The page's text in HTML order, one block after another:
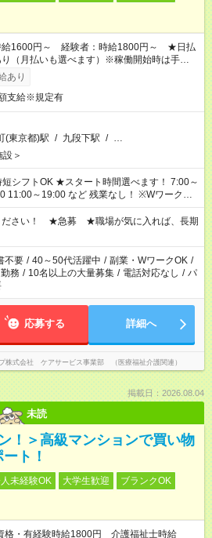
給1600円～ 経験者：時給1800円～ ★日払
（月払いも選べます）※稼働開始時は手続き
となります。
あり
支給※規定有
(東京都)駅 / 九段下駅 / …
＞
ト時間選べます！ 7:00～
～19:00 など 残業なし！ ※Wワークの
合わせ週40時間超の就業はご案内できませ
週20時間以上勤務は社会保険への加入対象
派遣法（日雇い派遣の原則禁止）により、
業はご案内が難しい場合があります
ださい！ ★急募 ★職場が気に入れば、長期
不要 / 40～50代活躍中 / 副業・WワークOK /
務 / 10名以上の大量募集 / 電話対応なし / パ
応募する 詳細へ
株式会社 ケアサービス事業部 （医療福祉介護関連）
掲載日：2026.08.04
未読
！＞高級マンションで買い物
ト！
未経験OK 大学生歓迎
ブランクOK
・有経験時給1800円 介護福祉士時給